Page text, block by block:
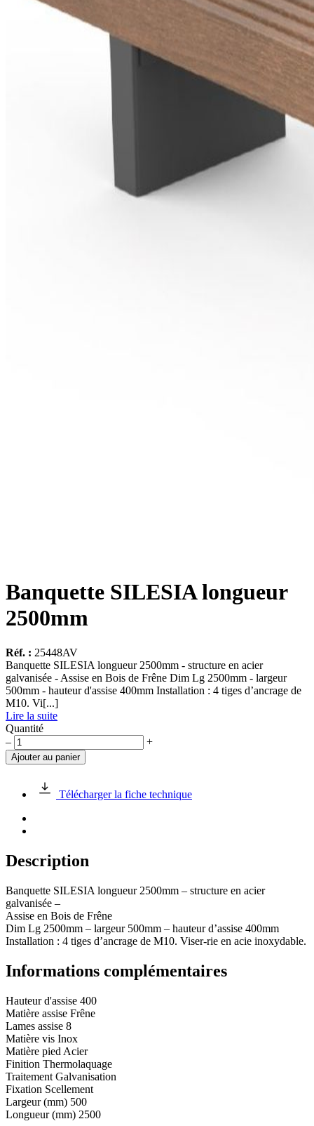
Banquette SILESIA longueur
2500mm
Réf. : 25448AV
Banquette SILESIA longueur 2500mm - structure en acier
galvanisée - Assise en Bois de Frêne Dim Lg 2500mm - largeur
500mm - hauteur d'assise 400mm Installation : 4 tiges d’ancrage de
M10. Vi[...]
Lire la suite
Quantité
quantité
de
Banquette
longueur
– +
Ajouter au panier
Télécharger la fiche technique
Description
Banquette SILESIA longueur 2500mm – structure en acier
galvanisée –
Assise en Bois de Frêne
Dim Lg 2500mm – largeur 500mm – hauteur d’assise 400mm
Installation : 4 tiges d’ancrage de M10. Viser-rie en acie inoxydable.
Informations complémentaires
Hauteur d'assise 400
Matière assise Frêne
Lames assise 8
Matière vis Inox
Matière pied Acier
Finition Thermolaquage
Traitement Galvanisation
Fixation Scellement
Largeur (mm) 500
Longueur (mm) 2500